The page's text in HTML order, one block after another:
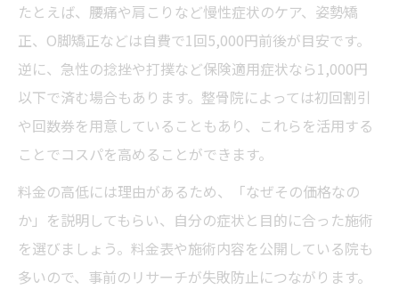
たとえば、腰痛や肩こりなど慢性症状のケア、姿勢矯
正、O脚矯正などは自費で1回5,000円前後が目安です。
逆に、急性の捻挫や打撲など保険適用症状なら1,000円
以下で済む場合もあります。整骨院によっては初回割引
や回数券を用意していることもあり、これらを活用する
ことでコスパを高めることができます。
料金の高低には理由があるため、「なぜその価格なの
か」を説明してもらい、自分の症状と目的に合った施術
を選びましょう。料金表や施術内容を公開している院も
多いので、事前のリサーチが失敗防止につながります。